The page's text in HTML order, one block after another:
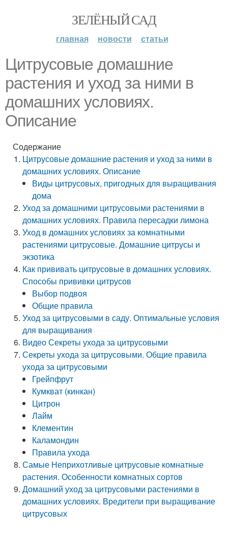
ЗЕЛЁНЫЙ САД
главная новости статьи
Цитрусовые домашние
растения и уход за ними в
домашних условиях.
Описание
Содержание
Цитрусовые домашние растения и уход за ними в
домашних условиях. Описание
Виды цитрусовых, пригодных для выращивания
дома
Уход за домашними цитрусовыми растениями в
домашних условиях. Правила пересадки лимона
Уход в домашних условиях за комнатными
растениями цитрусовые. Домашние цитрусы и
экзотика
Как прививать цитрусовые в домашних условиях.
Способы прививки цитрусов
Выбор подвоя
Общие правила
Уход за цитрусовыми в саду. Оптимальные условия
для выращивания
Видео Секреты ухода за цитрусовыми
Секреты ухода за цитрусовыми. Общие правила
ухода за цитрусовыми
Грейпфрут
Кумкват (кинкан)
Цитрон
Лайм
Клементин
Каламондин
Правила ухода
Самые Неприхотливые цитрусовые комнатные
растения. Особенности комнатных сортов
Домашний уход за цитрусовыми растениями в
домашних условиях. Вредители при выращивание
цитрусовых